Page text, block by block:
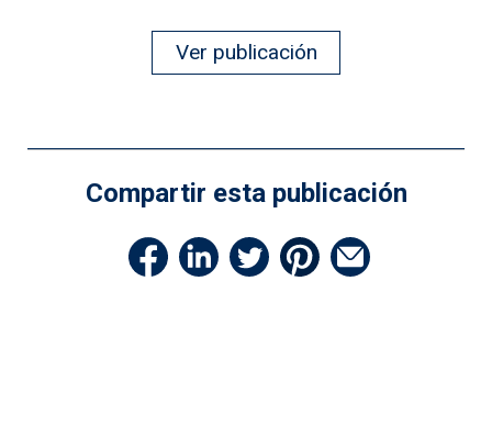
Ver publicación
Compartir esta publicación